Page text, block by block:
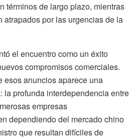
términos de largo plazo, mientras
atrapados por las urgencias de la
el encuentro como un éxito
compromisos comerciales.
esos anuncios aparece una
la profunda interdependencia entre
empresas
dependiendo del mercado chino
que resultan difíciles de